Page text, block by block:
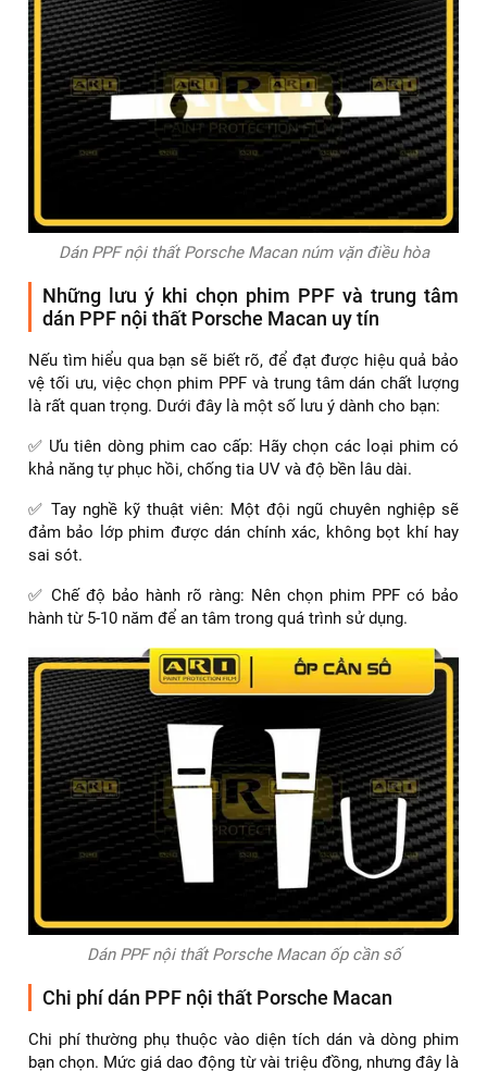
Dán PPF nội thất Porsche Macan núm vặn điều hòa
Những lưu ý khi chọn phim PPF và trung tâm
dán PPF nội thất Porsche Macan uy tín
Nếu tìm hiểu qua bạn sẽ biết rõ, để đạt được hiệu quả bảo
vệ tối ưu, việc chọn phim PPF và trung tâm dán chất lượng
là rất quan trọng. Dưới đây là một số lưu ý dành cho bạn:
✅ Ưu tiên dòng phim cao cấp: Hãy chọn các loại phim có
khả năng tự phục hồi, chống tia UV và độ bền lâu dài.
✅ Tay nghề kỹ thuật viên: Một đội ngũ chuyên nghiệp sẽ
đảm bảo lớp phim được dán chính xác, không bọt khí hay
sai sót.
✅ Chế độ bảo hành rõ ràng: Nên chọn phim PPF có bảo
hành từ 5-10 năm để an tâm trong quá trình sử dụng.
Dán PPF nội thất Porsche Macan ốp cần số
Chi phí dán PPF nội thất Porsche Macan
Chi phí thường phụ thuộc vào diện tích dán và dòng phim
bạn chọn. Mức giá dao động từ vài triệu đồng, nhưng đây là